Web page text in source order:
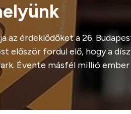
érdeklődőket a 26.
először fordul elő, hogy a
Évente másfél millió